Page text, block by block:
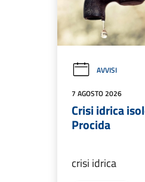
AVVISI
7 AGOSTO 2026
Crisi idrica
Procida
crisi idrica